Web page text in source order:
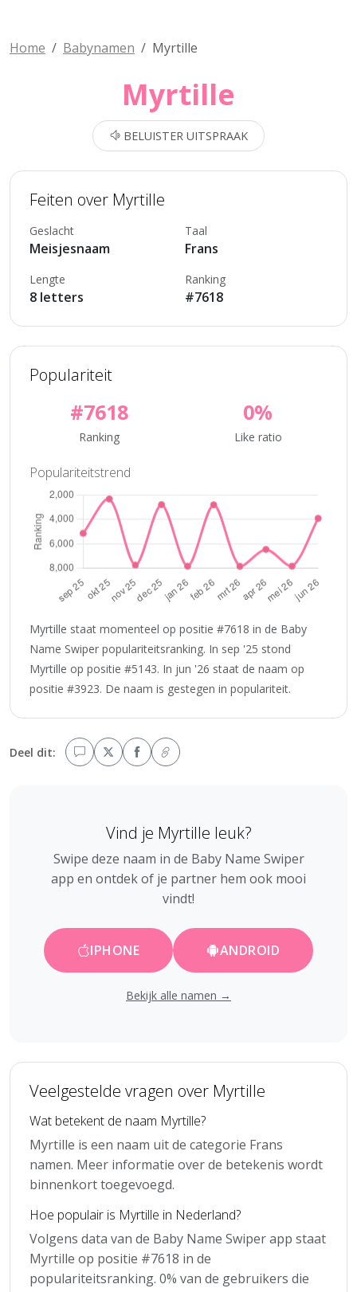
Home Babynamen Myrtille
Myrtille
BELUISTER UITSPRAAK
Feiten over Myrtille
Geslacht
Meisjesnaam
Taal
Frans
Lengte
8 letters
Ranking
#7618
Populariteit
#7618
Ranking
0%
Like ratio
Populariteitstrend
Myrtille staat momenteel op positie #7618 in de Baby
Name Swiper populariteitsranking. In sep '25 stond
Myrtille op positie #5143. In jun '26 staat de naam op
positie #3923. De naam is gestegen in populariteit.
Deel dit:
Vind je Myrtille leuk?
Swipe deze naam in de Baby Name Swiper
app en ontdek of je partner hem ook mooi
vindt!
IPHONE ANDROID
Bekijk alle namen →
Veelgestelde vragen over Myrtille
Wat betekent de naam Myrtille?
Myrtille is een naam uit de categorie Frans
namen. Meer informatie over de betekenis wordt
binnenkort toegevoegd.
Hoe populair is Myrtille in Nederland?
Volgens data van de Baby Name Swiper app staat
Myrtille op positie #7618 in de
populariteitsranking. 0% van de gebruikers die